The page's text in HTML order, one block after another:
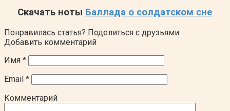
Скачать ноты Баллада о солдатском сне
Понравилась статья? Поделиться с друзьями:
Добавить комментарий
Имя *
Email *
Комментарий